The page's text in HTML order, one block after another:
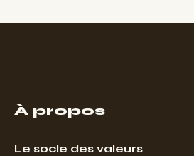
À propos
Le socle des valeurs